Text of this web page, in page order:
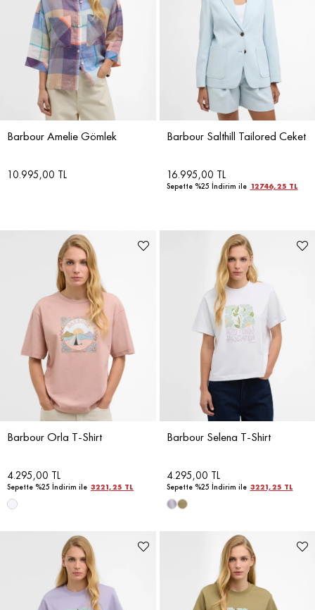
Barbour Amelie Gömlek
10.995,00 TL
Barbour Salthill Tailored Ceket
16.995,00 TL
Sepette %25 İndirim ile 12746,25 TL
Barbour Orla T-Shirt
4.295,00 TL
Sepette %25 İndirim ile 3221,25 TL
Barbour Selena T-Shirt
4.295,00 TL
Sepette %25 İndirim ile 3221,25 TL